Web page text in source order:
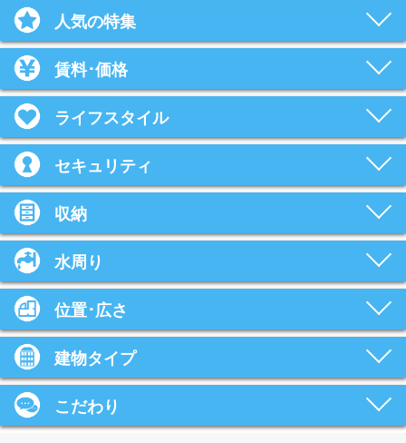
人気の特集
賃料･価格
ライフスタイル
セキュリティ
収納
水周り
位置･広さ
建物タイプ
こだわり